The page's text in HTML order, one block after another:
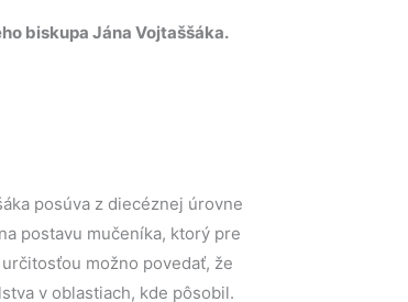
biskupa Jána Vojtaššáka.
posúva z diecéznej úrovne
postavu mučeníka, ktorý pre
možno povedať, že
v oblastiach, kde pôsobil.